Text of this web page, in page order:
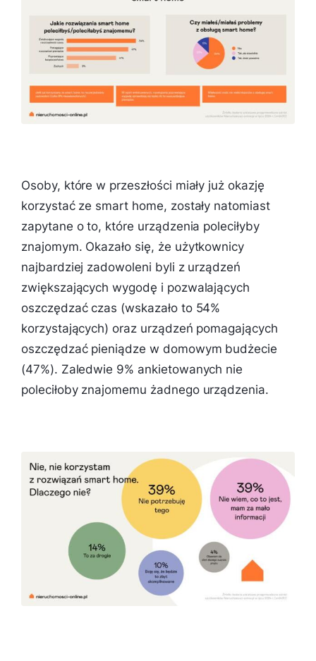
Osoby, które w przeszłości miały już okazję
korzystać ze smart home, zostały natomiast
zapytane o to, które urządzenia poleciłyby
znajomym. Okazało się, że użytkownicy
najbardziej zadowoleni byli z urządzeń
zwiększających wygodę i pozwalających
oszczędzać czas (wskazało to 54%
korzystających) oraz urządzeń pomagających
oszczędzać pieniądze w domowym budżecie
(47%). Zaledwie 9% ankietowanych nie
poleciłoby znajomemu żadnego urządzenia.